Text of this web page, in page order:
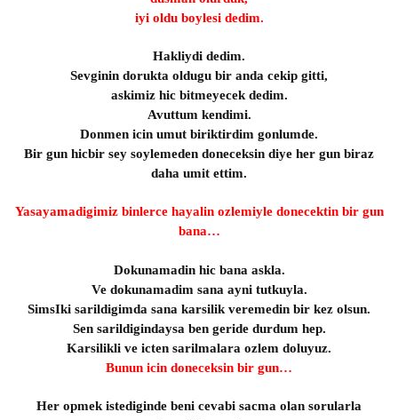
iyi oldu boylesi dedim.
Hakliydi dedim.
Sevginin dorukta oldugu bir anda cekip gitti,
askimiz hic bitmeyecek dedim.
Avuttum kendimi.
Donmen icin umut biriktirdim gonlumde.
Bir gun hicbir sey soylemeden doneceksin diye her gun biraz
daha umit ettim.
Yasayamadigimiz binlerce hayalin ozlemiyle donecektin bir gun
bana…
Dokunamadin hic bana askla.
Ve dokunamadim sana ayni tutkuyla.
SimsIki sarildigimda sana karsilik veremedin bir kez olsun.
Sen sarildigindaysa ben geride durdum hep.
Karsilikli ve icten sarilmalara ozlem doluyuz.
Bunun icin doneceksin bir gun…
Her opmek istediginde beni cevabi sacma olan sorularla